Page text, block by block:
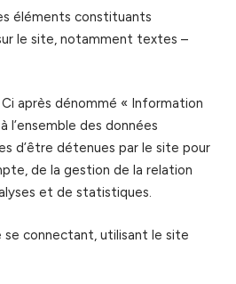
éléments constituants
le site, notamment textes –
Ci après dénommé « Information
l’ensemble des données
d’être détenues par le site pour
de la gestion de la relation
et de statistiques.
se connectant, utilisant le site